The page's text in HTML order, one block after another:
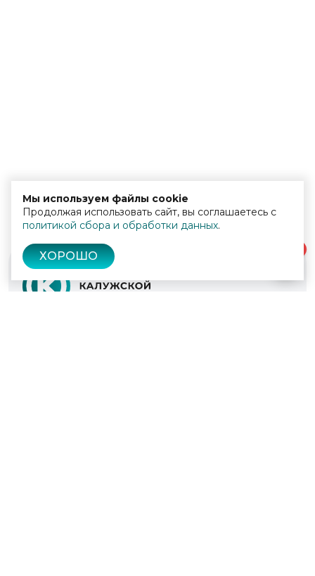
Мы используем файлы cookie
Продолжая использовать сайт, вы соглашаетесь с
политикой сбора и обработки данных.
ХОРОШО